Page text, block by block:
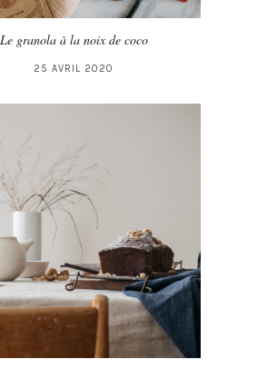
Le granola à la noix de coco
25 AVRIL 2020